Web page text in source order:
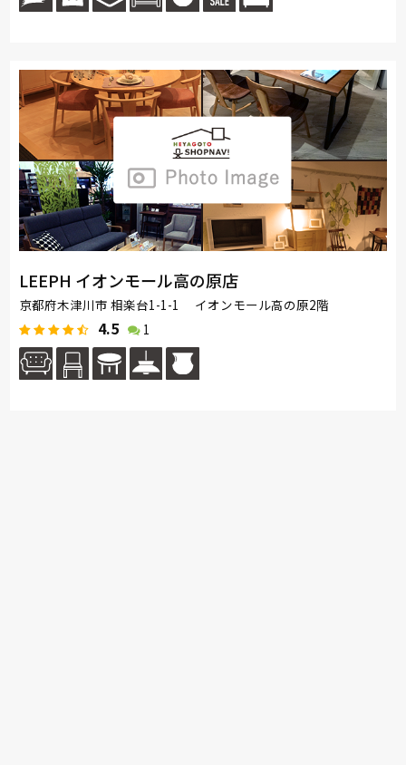
LEEPH イオンモール高の原店
京都府木津川市 相楽台1-1-1 イオンモール高の原2階
4.5 1